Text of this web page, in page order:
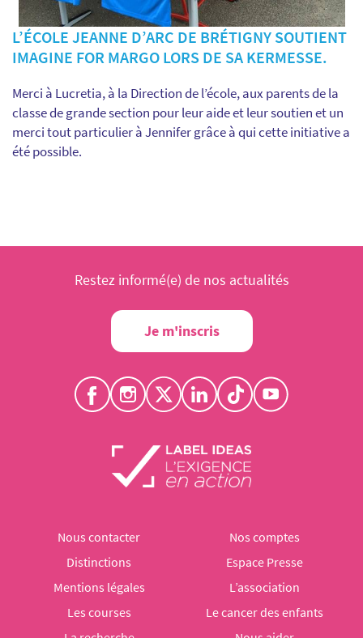
L’ÉCOLE JEANNE D’ARC DE BRÉTIGNY SOUTIENT
IMAGINE FOR MARGO LORS DE SA KERMESSE.
Merci à Lucretia, à la Direction de l’école, aux parents de la
classe de grande section pour leur aide et leur soutien et un
merci tout particulier à Jennifer grâce à qui cette initiative a
été possible.
Restez informé(e) de nos actualités
Je m'inscris
Nous contacter
Nos comptes
Distinctions
Espace Presse
Mentions légales
L’association
Les courses
Le cancer des enfants